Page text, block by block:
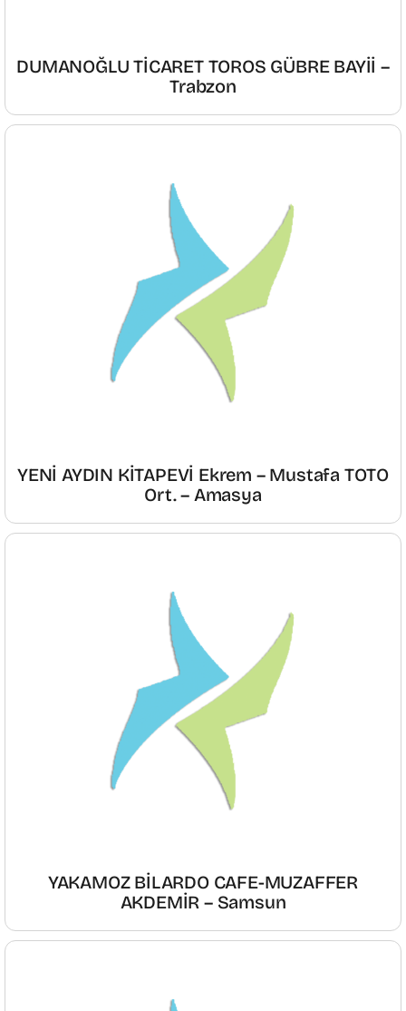
DUMANOĞLU TİCARET TOROS GÜBRE BAYİİ –
Trabzon
YENİ AYDIN KİTAPEVİ Ekrem – Mustafa TOTO
Ort. – Amasya
YAKAMOZ BİLARDO CAFE-MUZAFFER
AKDEMİR – Samsun